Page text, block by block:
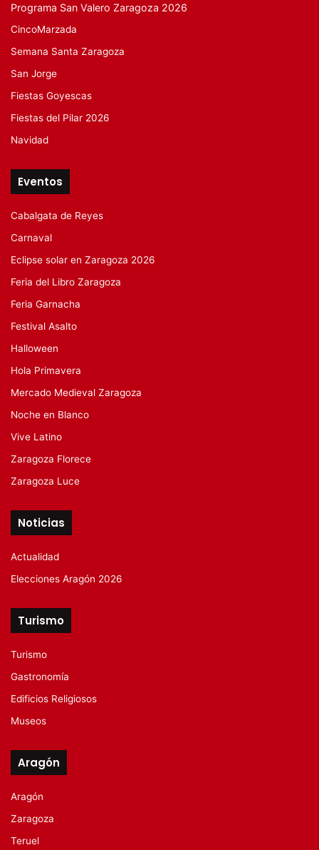
Programa San Valero Zaragoza 2026
CincoMarzada
Semana Santa Zaragoza
San Jorge
Fiestas Goyescas
Fiestas del Pilar 2026
Navidad
Eventos
Cabalgata de Reyes
Carnaval
Eclipse solar en Zaragoza 2026
Feria del Libro Zaragoza
Feria Garnacha
Festival Asalto
Halloween
Hola Primavera
Mercado Medieval Zaragoza
Noche en Blanco
Vive Latino
Zaragoza Florece
Zaragoza Luce
Noticias
Actualidad
Elecciones Aragón 2026
Turismo
Turismo
Gastronomía
Edificios Religiosos
Museos
Aragón
Aragón
Zaragoza
Teruel